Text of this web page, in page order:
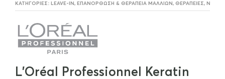
ΚΑΤΗΓΟΡΊΕΣ: LEAVE-IN , ΕΠΑΝΌΡΘΩΣΗ & ΘΕΡΑΠΕΊΑ ΜΑΛΛΙΏΝ , ΘΕΡΑΠΕΊΕΣ, ΝΈΕΣ
L’Oréal Professionnel Keratin